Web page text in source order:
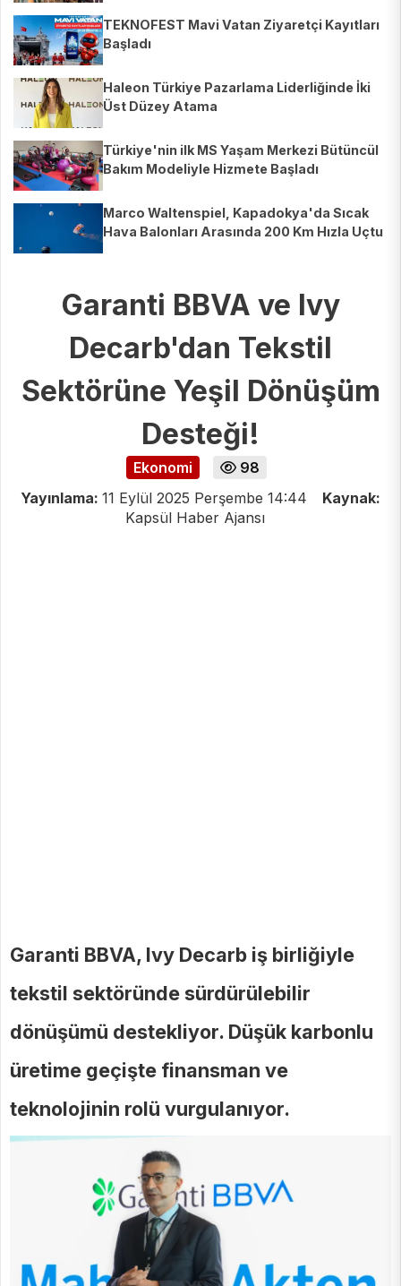
TEKNOFEST Mavi Vatan Ziyaretçi Kayıtları
Başladı
Haleon Türkiye Pazarlama Liderliğinde İki
Üst Düzey Atama
Türkiye'nin ilk MS Yaşam Merkezi Bütüncül
Bakım Modeliyle Hizmete Başladı
Marco Waltenspiel, Kapadokya'da Sıcak
Hava Balonları Arasında 200 Km Hızla Uçtu
Garanti BBVA ve Ivy
Decarb'dan Tekstil
Sektörüne Yeşil Dönüşüm
Desteği!
Ekonomi
98
Yayınlama: 11 Eylül 2025 Perşembe 14:44
Kaynak:
Kapsül Haber Ajansı
Garanti BBVA, Ivy Decarb iş birliğiyle
tekstil sektöründe sürdürülebilir
dönüşümü destekliyor. Düşük karbonlu
üretime geçişte finansman ve
teknolojinin rolü vurgulanıyor.